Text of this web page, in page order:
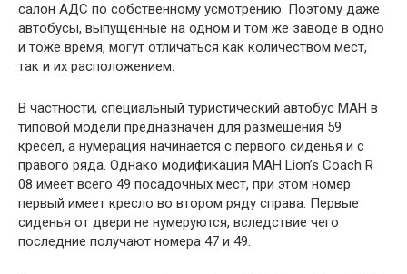
салон АДС по собственному усмотрению. Поэтому даже
автобусы, выпущенные на одном и том же заводе в одно
и тоже время, могут отличаться как количеством мест,
так и их расположением.
В частности, специальный туристический автобус МАН в
типовой модели предназначен для размещения 59
кресел, а нумерация начинается с первого сиденья и с
правого ряда. Однако модификация МАН Lion’s Coach R
08 имеет всего 49 посадочных мест, при этом номер
первый имеет кресло во втором ряду справа. Первые
сиденья от двери не нумеруются, вследствие чего
последние получают номера 47 и 49.